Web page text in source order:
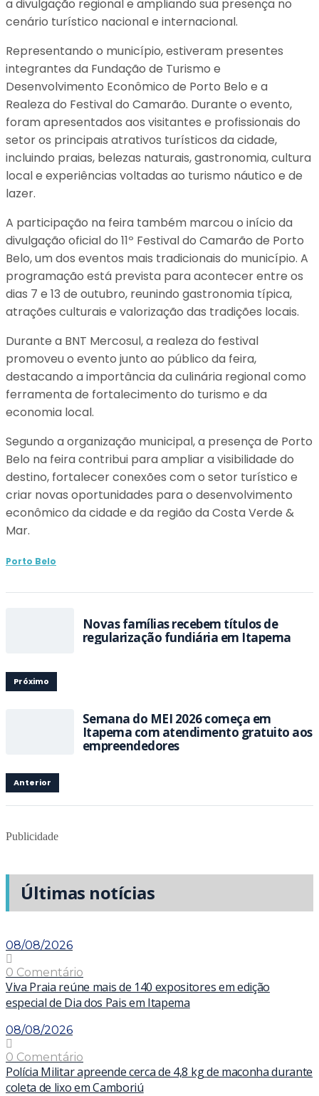
a divulgação regional e ampliando sua presença no
cenário turístico nacional e internacional.
Representando o município, estiveram presentes
integrantes da Fundação de Turismo e
Desenvolvimento Econômico de Porto Belo e a
Realeza do Festival do Camarão. Durante o evento,
foram apresentados aos visitantes e profissionais do
setor os principais atrativos turísticos da cidade,
incluindo praias, belezas naturais, gastronomia, cultura
local e experiências voltadas ao turismo náutico e de
lazer.
A participação na feira também marcou o início da
divulgação oficial do 11º Festival do Camarão de Porto
Belo, um dos eventos mais tradicionais do município. A
programação está prevista para acontecer entre os
dias 7 e 13 de outubro, reunindo gastronomia típica,
atrações culturais e valorização das tradições locais.
Durante a BNT Mercosul, a realeza do festival
promoveu o evento junto ao público da feira,
destacando a importância da culinária regional como
ferramenta de fortalecimento do turismo e da
economia local.
Segundo a organização municipal, a presença de Porto
Belo na feira contribui para ampliar a visibilidade do
destino, fortalecer conexões com o setor turístico e
criar novas oportunidades para o desenvolvimento
econômico da cidade e da região da Costa Verde &
Mar.
Porto Belo
Novas famílias recebem títulos de
regularização fundiária em Itapema
Próximo
Semana do MEI 2026 começa em
Itapema com atendimento gratuito aos
empreendedores
Anterior
Publicidade
Últimas notícias
08/08/2026
0 Comentário
Viva Praia reúne mais de 140 expositores em edição
especial de Dia dos Pais em Itapema
08/08/2026
0 Comentário
Polícia Militar apreende cerca de 4,8 kg de maconha durante
coleta de lixo em Camboriú